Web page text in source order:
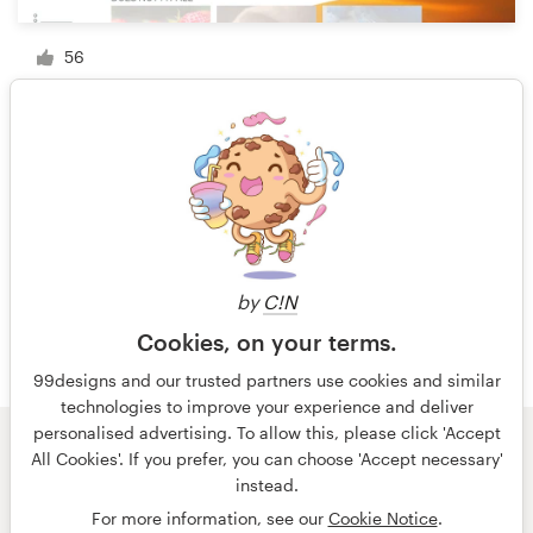
by C!N
Cookies, on your terms.
99designs and our trusted partners use cookies and similar
technologies to improve your experience and deliver
personalised advertising. To allow this, please click 'Accept
All Cookies'. If you prefer, you can choose 'Accept necessary'
instead.
For more information, see our Cookie Notice.
56
1 de 3
© 99designs
de Vista
Términos y condiciones
Privacidad